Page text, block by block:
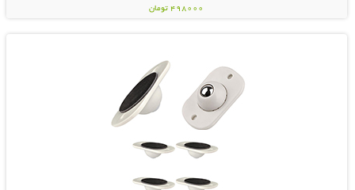
498000 تومان
نمایش توضیحات بیشتر